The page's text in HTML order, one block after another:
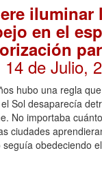
iluminar
en el
14 de Julio,
hubo una regla
Sol desaparecía
No importaba
ciudades
obedeciendo